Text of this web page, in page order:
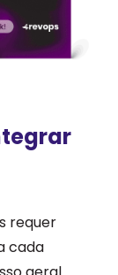
requer
cada